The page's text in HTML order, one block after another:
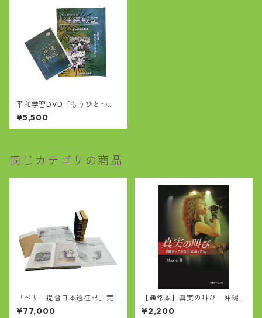
平和学習DVD「もうひとつの
沖縄戦記」
¥5,500
同じカテゴリの商品
「ペリー提督日本遠征記」完
全復刻版
¥77,000
【通常本】真実の叫び 沖縄
ロックの女王Marie自伝
¥2,200